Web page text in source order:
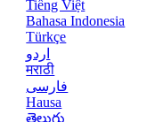
Tiếng Việt
Bahasa Indonesia
Türkçe
اردو
मराठी
فارسی
Hausa
తెలుగు